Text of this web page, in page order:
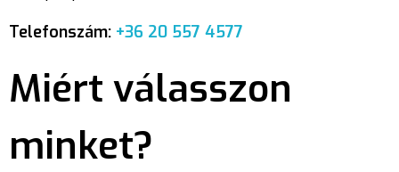
Telefonszám: +36 20 557 4577
Miért válasszon
minket?